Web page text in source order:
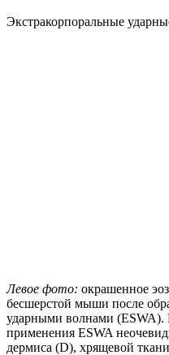
Экстракорпоральные
Левое фото: окрашенное
бесшерстой мыши после
ударными волнами (ESWA).
применения ESWA
дермиса (D), хрящевой